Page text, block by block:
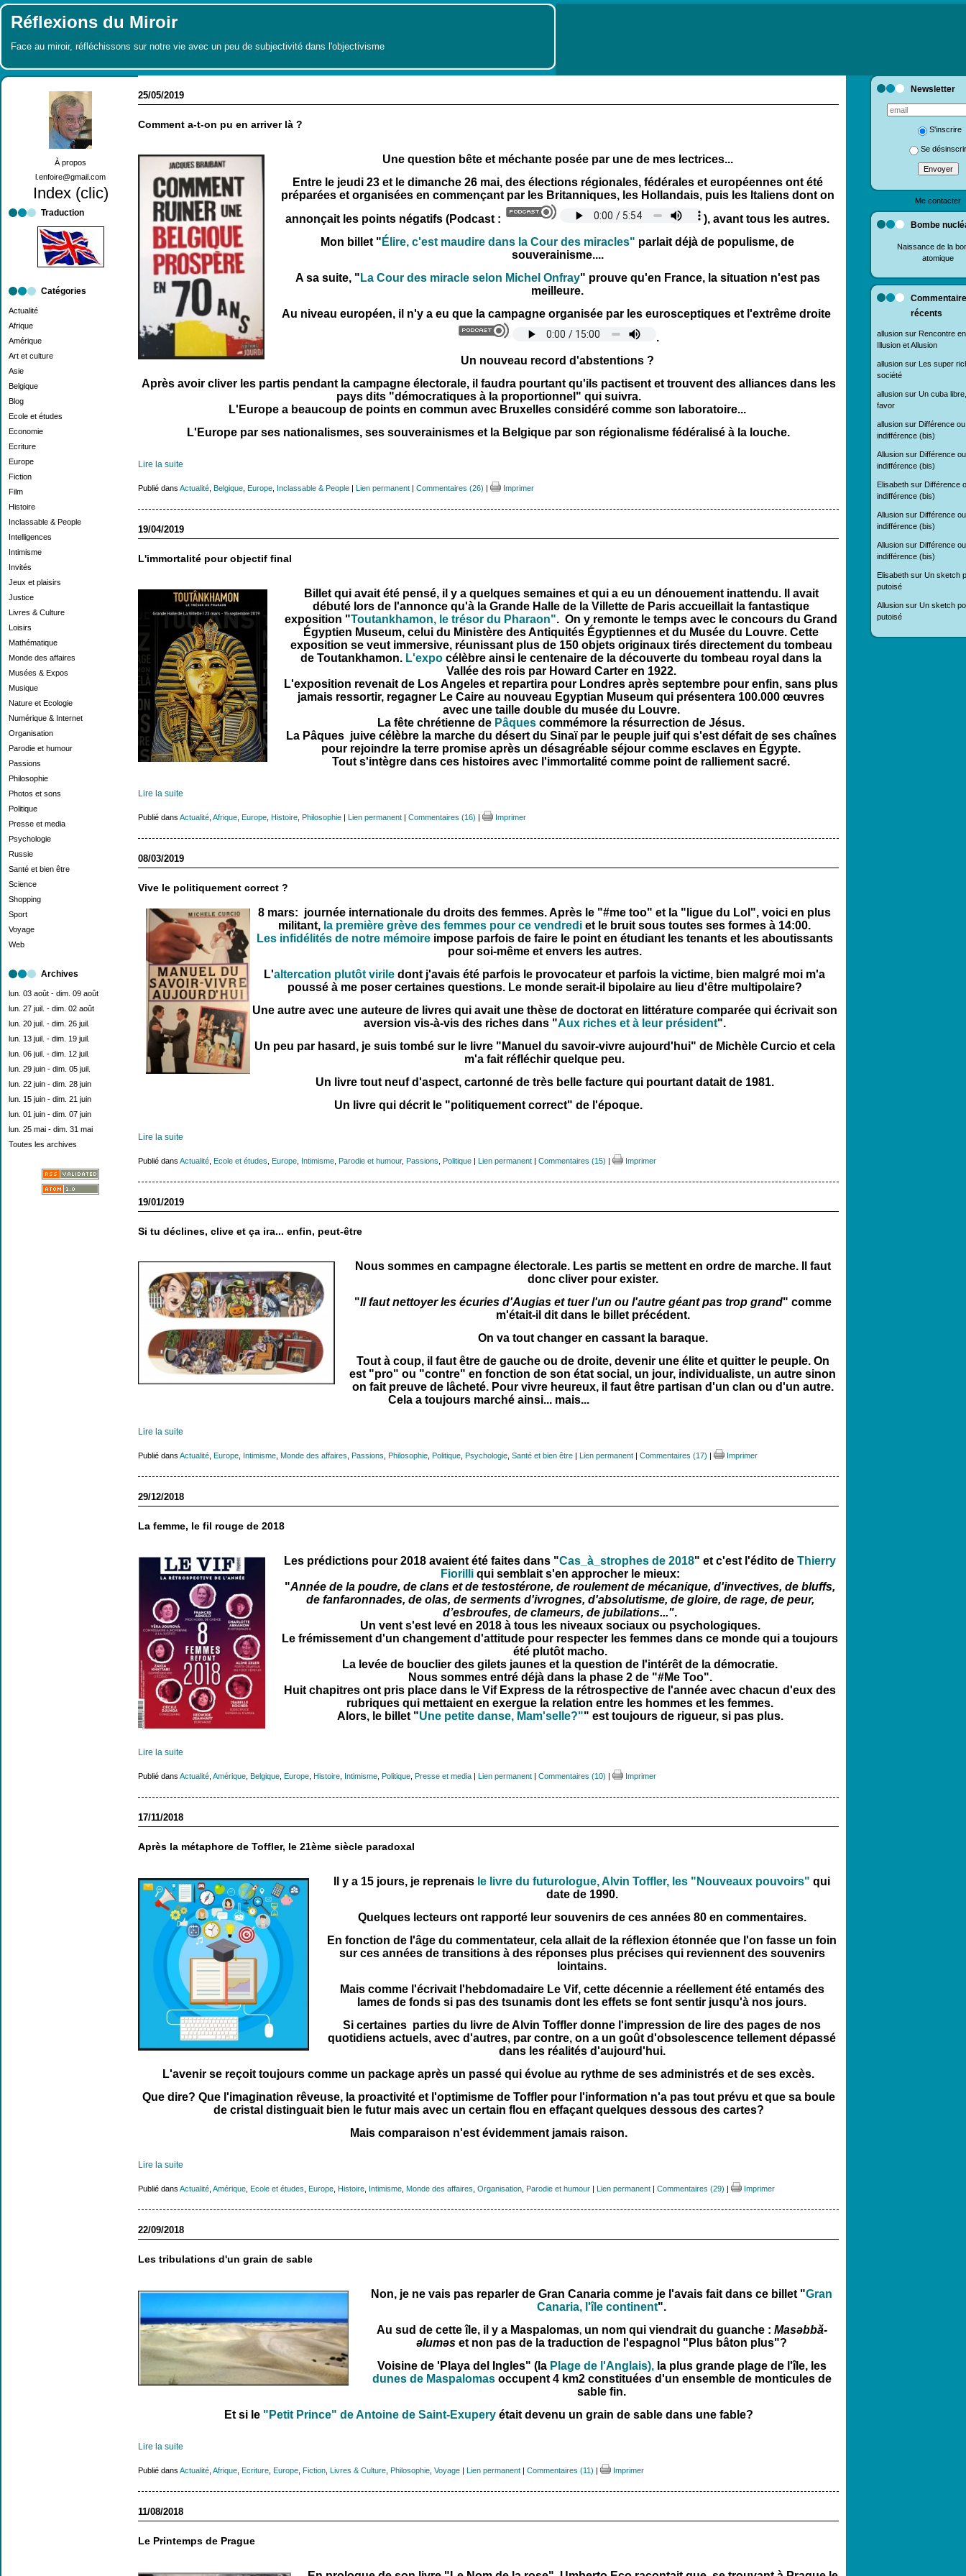
Réflexions du Miroir
Face au miroir, réfléchissons sur notre vie avec un peu de subjectivité dans l'objectivisme
À propos
l.enfoire@gmail.com
Index (clic)
Traduction
Catégories
Actualité
Afrique
Amérique
Art et culture
Asie
Belgique
Blog
Ecole et études
Economie
Ecriture
Europe
Fiction
Film
Histoire
Inclassable & People
Intelligences
Intimisme
Invités
Jeux et plaisirs
Justice
Livres & Culture
Loisirs
Mathématique
Monde des affaires
Musées & Expos
Musique
Nature et Ecologie
Numérique & Internet
Organisation
Parodie et humour
Passions
Philosophie
Photos et sons
Politique
Presse et media
Psychologie
Russie
Santé et bien être
Science
Shopping
Sport
Voyage
Web
Archives
lun. 03 août - dim. 09 août
lun. 27 juil. - dim. 02 août
lun. 20 juil. - dim. 26 juil.
lun. 13 juil. - dim. 19 juil.
lun. 06 juil. - dim. 12 juil.
lun. 29 juin - dim. 05 juil.
lun. 22 juin - dim. 28 juin
lun. 15 juin - dim. 21 juin
lun. 01 juin - dim. 07 juin
lun. 25 mai - dim. 31 mai
Toutes les archives
Newsletter
S'inscrire
Se
Me contacter
Bombe
Naissance de la
atomique
récents
allusion sur Rencontre
Illusion et Allusion
allusion sur
Les super
société
allusion sur Un cuba
favor
allusion sur Différence ou
indifférence (bis)
Allusion sur Différence ou
indifférence (bis)
Elisabeth sur Différence
indifférence (bis)
Allusion sur Différence ou
indifférence (bis)
Allusion sur Différence ou
indifférence (bis)
Elisabeth sur Un sketch
putoisé
Allusion sur Un sketch
putoisé
25/05/2019
Comment a-t-on pu en arriver là ?
Une question bête et méchante posée par une de mes lectrices...
Entre le jeudi 23 et le dimanche 26 mai, des élections régionales, fédérales et européennes ont été
préparées et organisées en commençant par les Britanniques, les Hollandais, puis les Italiens dont on
annonçait les points négatifs (Podcast :
), avant tous les autres.
Mon billet " Élire, c'est maudire dans la Cour des miracles" parlait déjà de populisme, de
souverainisme....
A sa suite, " La Cour des miracle selon Michel Onfray" prouve qu'en France, la situation n'est pas
meilleure.
Au niveau européen, il n'y a eu que la campagne organisée par les eurosceptiques et l'extrême droite
.
Un nouveau record d'abstentions ?
Après avoir cliver les partis pendant la campagne électorale, il faudra pourtant qu'ils pactisent et trouvent des alliances dans les
pays dits "démocratiques à la proportionnel" qui suivra.
L'Europe a beaucoup de points en commun avec Bruxelles considéré comme son laboratoire...
L'Europe par ses nationalismes, ses souverainismes et la Belgique par son régionalisme fédéralisé à la louche.
Lire la suite
Publié dans Actualité Belgique Europe Inclassable & People | Lien permanent | Commentaires (26) | Imprimer
19/04/2019
L'immortalité pour objectif final
Billet qui avait été pensé, il y a quelques semaines et qui a eu un dénouement inattendu. Il avait
débuté lors de l'annonce qu'à la Grande Halle de la Villette de Paris accueillait la fantastique
exposition "Toutankhamon, le trésor du Pharaon". On y remonte le temps avec le concours du Grand
Égyptien Museum, celui du Ministère des Antiquités Égyptiennes et du Musée du Louvre. Cette
exposition se veut immersive, réunissant plus de 150 objets originaux tirés directement du tombeau
de Toutankhamon. L'expo célèbre ainsi le centenaire de la découverte du tombeau royal dans la
Vallée des rois par Howard Carter en 1922.
L'exposition revenait de Los Angeles et repartira pour Londres après septembre pour enfin, sans plus
jamais ressortir, regagner Le Caire au nouveau Egyptian Museum qui présentera 100.000 œuvres
avec une taille double du musée du Louvre.
La fête chrétienne de Pâques commémore la résurrection de Jésus.
La Pâques juive célèbre la marche du désert du Sinaï par le peuple juif qui s'est défait de ses chaînes
pour rejoindre la terre promise après un désagréable séjour comme esclaves en Égypte.
Tout s'intègre dans ces histoires avec l'immortalité comme point de ralliement sacré.
Lire la suite
Publié dans Actualité Afrique Europe Histoire Philosophie | Lien permanent | Commentaires (16) | Imprimer
08/03/2019
Vive le politiquement correct ?
8 mars: journée internationale du droits des femmes. Après le "#me too" et la "ligue du Lol", voici en plus
militant, la première grève des femmes pour ce vendrediet le bruit sous toutes ses formes à 14:00.
Les infidélités de notre mémoireimpose parfois de faire le point en étudiant les tenants et les aboutissants
pour soi-même et envers les autres.
L'altercation plutôt viriledont j'avais été parfois le provocateur et parfois la victime, bien malgré moi m'a
poussé à me poser certaines questions. Le monde serait-il bipolaire au lieu d'être multipolaire?
Une autre avec une auteure de livres qui avait une thèse de doctorat en littérature comparée qui écrivait son
aversion vis-à-vis des riches dans "Aux riches et à leur président".
Un peu par hasard, je suis tombé sur le livre "Manuel du savoir-vivre aujourd'hui" de Michèle Curcio et cela
m'a fait réfléchir quelque peu.
Un livre tout neuf d'aspect, cartonné de très belle facture qui pourtant datait de 1981.
Un livre qui décrit le "politiquement correct" de l'époque.
Lire la suite
Publié dans Actualité Ecole et études Europe Intimisme Parodie et humour, Passions Politique | Lien permanent | Commentaires (15) | Imprimer
19/01/2019
Si tu déclines, clive et ça ira... enfin, peut-être
Nous sommes en campagne électorale. Les partis se mettent en ordre de marche. Il faut
donc cliver pour exister.
"Il faut nettoyer les écuries d'Augias et tuer l'un ou l'autre géant pas trop grand" comme
m'était-il dit dans le billet précédent.
On va tout changer en cassant la baraque.
Tout à coup, il faut être de gauche ou de droite, devenir une élite et quitter le peuple. On
est "pro" ou "contre" en fonction de son état social, un jour, individualiste, un autre sinon
on fait preuve de lâcheté. Pour vivre heureux, il faut être partisan d'un clan ou d'un autre.
Cela a toujours marché ainsi... mais...
Lire la suite
Publié dans Actualité Europe Intimisme Monde des affaires Passions Philosophie Politique Psychologie Santé et bien être | Lien permanent | Commentaires (17) | Imprimer
29/12/2018
La femme, le fil rouge de 2018
Les prédictions pour 2018 avaient été faites dans "Cas_à_strophes de 2018" et c'est l'édito deThierry
Fiorilliqui semblait s'en approcher le mieux:
"Année de la poudre, de clans et de testostérone, de roulement de mécanique, d'invectives, de bluffs,
de fanfaronnades, de olas, de serments d'ivrognes, d'absolutisme, de gloire, de rage, de peur,
d’esbroufes, de clameurs, de jubilations...".
Un vent s'est levé en 2018 à tous les niveaux sociaux ou psychologiques.
Le frémissement d'un changement d'attitude pour respecter les femmes dans ce monde qui a toujours
été plutôt macho.
La levée de bouclier des gilets jaunes et la question de l'intérêt de la démocratie.
Nous sommes entré déjà dans la phase 2 de "#Me Too".
Huit chapitres ont pris place dans le Vif Express de la rétrospective de l'année avec chacun d'eux des
rubriques qui mettaient en exergue la relation entre les hommes et les femmes.
Alors, le billet "Une petite danse, Mam'selle?"" est toujours de rigueur, si pas plus.
Lire la suite
Publié dans Actualité Amérique Belgique Europe Histoire Intimisme Politique Presse et media Lien permanent Commentaires (10) Imprimer
17/11/2018
Après la métaphore de Toffler, le 21ème siècle paradoxal
Il y a 15 jours, je reprenais le livre du futurologue, Alvin Toffler, les "Nouveaux pouvoirs" qui
date de 1990.
Quelques lecteurs ont rapporté leur souvenirs de ces années 80 en commentaires.
En fonction de l'âge du commentateur, cela allait de la réflexion étonnée que l'on fasse un foin
sur ces années de transitions à des réponses plus précises qui reviennent des souvenirs
lointains.
Mais comme l'écrivait l'hebdomadaire Le Vif, cette décennie a réellement été entamés des
lames de fonds si pas des tsunamis dont les effets se font sentir jusqu'à nos jours.
Si certaines parties du livre de Alvin Toffler donne l'impression de lire des pages de nos
quotidiens actuels, avec d'autres, par contre, on a un goût d'obsolescence tellement dépassé
dans les réalités d'aujourd'hui.
L'avenir se reçoit toujours comme un package après un passé qui évolue au rythme de ses administrés et de ses excès.
Que dire? Que l'imagination rêveuse, la proactivité et l'optimisme de Toffler pour l'information n'a pas tout prévu et que sa boule
de cristal distinguait bien le futur mais avec un certain flou en effaçant quelques dessous des cartes?
Mais comparaison n'est évidemment jamais raison.
Lire la suite
Publié dans Actualité Amérique Ecole et études Europe Histoire Intimisme Monde des affaires Organisation Parodie et humour Lien permanent Commentaires (29) Imprimer
22/09/2018
Les tribulations d'un grain de sable
Non, je ne vais pas reparler de Gran Canaria comme je l'avais fait dans ce billet "Gran
Canaria, l'île continent".
Au sud de cette île, il y a Maspalomas,un nom quiviendrait du guanche : Masəbbă-
əluməs et non pas de la traduction de l'espagnol "Plus bâton plus"?
Voisine de 'Playa del Ingles" (la Plage de l'Anglais),la plus grande plage de l'île, les
dunes de Maspalomasoccupent 4 km2 constituées d'un ensemble de monticules de
sable fin.
Et si le "Petit Prince" de Antoine de Saint-Exupery était devenu un grain de sable dans une fable?
Lire la suite
Publié dans Actualité Afrique Ecriture Europe Fiction Livres & Culture Philosophie Voyage Lien permanent Commentaires (11) Imprimer
11/08/2018
Le Printemps de Prague